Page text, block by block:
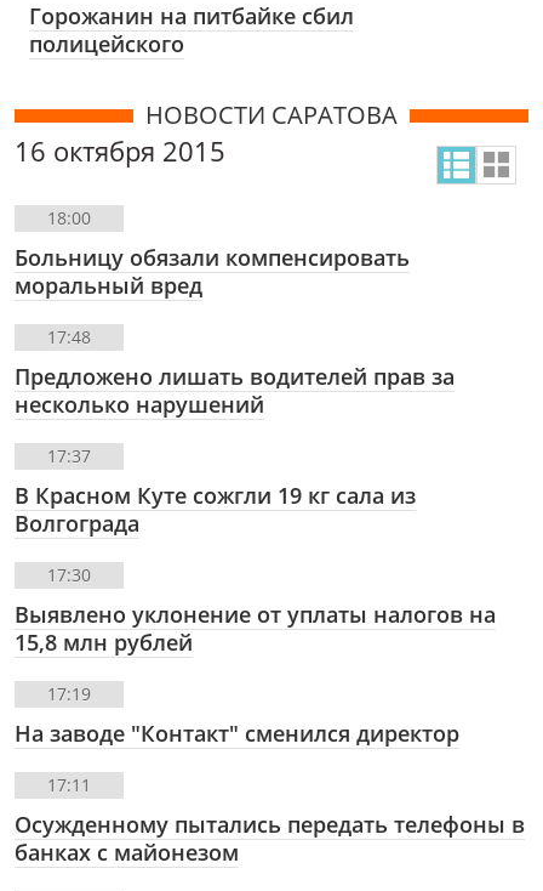
Горожанин на питбайке сбил
полицейского
НОВОСТИ САРАТОВА
16 октября 2015
18:00
Больницу обязали компенсировать
моральный вред
17:48
Предложено лишать водителей прав за
несколько нарушений
17:37
В Красном Куте сожгли 19 кг сала из
Волгограда
17:30
Выявлено уклонение от уплаты налогов на
15,8 млн рублей
17:19
На заводе "Контакт" сменился директор
17:11
Осужденному пытались передать телефоны в
банках с майонезом